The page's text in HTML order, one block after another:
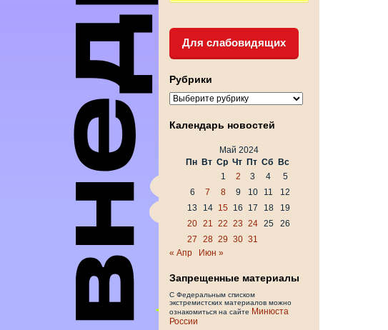
Для слабовидящих
Рубрики
Рубрики
Календарь новостей
Май 2024
Пн Вт Ср Чт Пт Сб
Вс
1
2 3 4
5
6
7 8 9 10 11
12
13
14 15 16 17 18
19
20 21 22 23 24 25
26
27
28 29 30 31
« Апр
Июн »
Запрещенные материалы
С Федеральным списком
экстремистских материалов можно
ознакомиться на сайте Минюста
России